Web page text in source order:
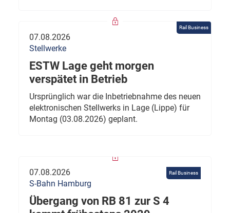
Rail Business
07.08.2026
Stellwerke
ESTW Lage geht morgen
verspätet in Betrieb
Ursprünglich war die Inbetriebnahme des neuen
elektronischen Stellwerks in Lage (Lippe) für
Montag (03.08.2026) geplant.
Rail Business
07.08.2026
S-Bahn Hamburg
Übergang von RB 81 zur S 4